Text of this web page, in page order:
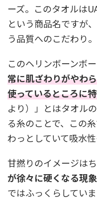
ーズ。このタオルは
という商品名ですが
う品質へのこだわり。
このヘリンボーンボ
常に肌ざわりがやわ
使っているところに
より）」とはタオル
る糸のことで、この
わっとしていて吸水
甘撚りのイメージは
が徐々に硬くなる現象
ではふっくらしてい